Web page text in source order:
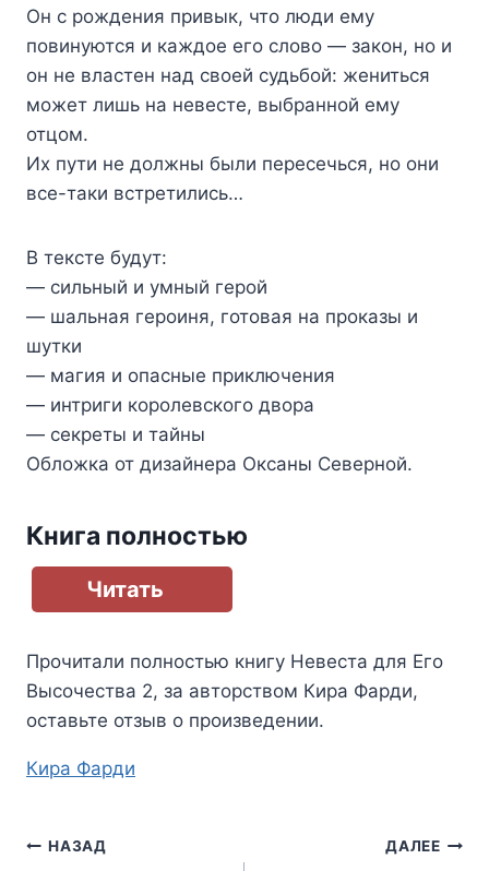
Он с рождения привык, что люди ему
повинуются и каждое его слово — закон, но и
он не властен над своей судьбой: жениться
может лишь на невесте, выбранной ему
отцом.
Их пути не должны были пересечься, но они
все-таки встретились…
В тексте будут:
— сильный и умный герой
— шальная героиня, готовая на проказы и
шутки
— магия и опасные приключения
— интриги королевского двора
— секреты и тайны
Обложка от дизайнера Оксаны Северной.
Книга полностью
Читать
Прочитали полностью книгу Невеста для Его
Высочества 2, за авторством Кира Фарди,
оставьте отзыв о произведении.
Метки
Кира Фарди
Навигация
НАЗАД ДАЛЕЕ